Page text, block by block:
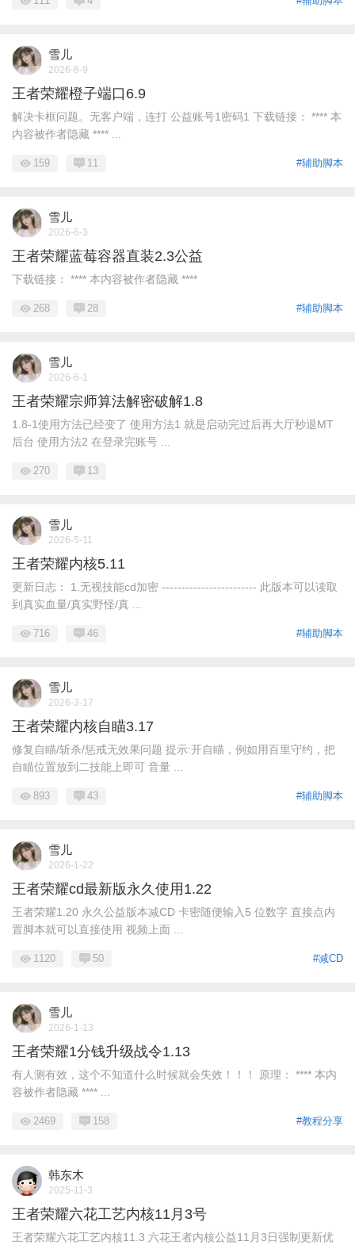
雪儿
2026-6-9
王者荣耀橙子端口6.9
解决卡框问题。无客户端，连打 公益账号1密码1 下载链接： **** 本
内容被作者隐藏 **** ...
#辅助脚本
159 11
雪儿
2026-6-3
王者荣耀蓝莓容器直装2.3公益
下载链接： **** 本内容被作者隐藏 ****
#辅助脚本
268 28
雪儿
2026-6-1
王者荣耀宗师算法解密破解1.8
1.8-1使用方法已经变了 使用方法1 就是启动完过后再大厅秒退MT
后台 使用方法2 在登录完账号 ...
270 13
雪儿
2026-5-11
王者荣耀内核5.11
更新日志： 1.无视技能cd加密 ------------------------ 此版本可以读取
到真实血量/真实野怪/真 ...
#辅助脚本
716 46
雪儿
2026-3-17
王者荣耀内核自瞄3.17
修复自瞄/斩杀/惩戒无效果问题 提示:开自瞄，例如用百里守约，把
自瞄位置放到二技能上即可 音量 ...
#辅助脚本
893 43
雪儿
2026-1-22
王者荣耀cd最新版永久使用1.22
王者荣耀1.20 永久公益版本减CD 卡密随便输入5 位数字 直接点内
置脚本就可以直接使用 视频上面 ...
#减CD
1120 50
雪儿
2026-1-13
王者荣耀1分钱升级战令1.13
有人测有效，这个不知道什么时候就会失效！！！ 原理： **** 本内
容被作者隐藏 **** ...
#教程分享
2469 158
韩东木
2025-11-3
王者荣耀六花工艺内核11月3号
王者荣耀六花工艺内核11.3 六花王者内核公益11月3日强制更新优